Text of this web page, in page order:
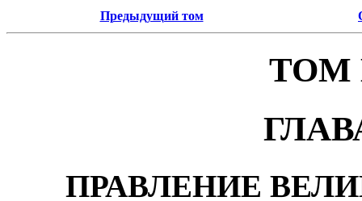
Предыдущий том
ТОМ
ПРАВЛЕНИЕ